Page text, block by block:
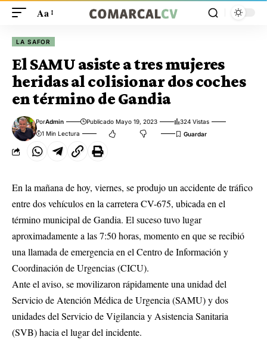
Aa
LA SAFOR
El SAMU asiste a tres mujeres
heridas al colisionar dos coches
en término de Gandia
PorAdmin Publicado Mayo 19, 2023
324 Vistas
1 Min Lectura
En la mañana de hoy, viernes, se produjo un accidente de tráfico
entre dos vehículos en la carretera CV-675, ubicada en el
término municipal de Gandia. El suceso tuvo lugar
aproximadamente a las 7:50 horas, momento en que se recibió
una llamada de emergencia en el Centro de Información y
Coordinación de Urgencias (CICU).
Ante el aviso, se movilizaron rápidamente una unidad del
Servicio de Atención Médica de Urgencia (SAMU) y dos
unidades del Servicio de Vigilancia y Asistencia Sanitaria
(SVB) hacia el lugar del incidente.